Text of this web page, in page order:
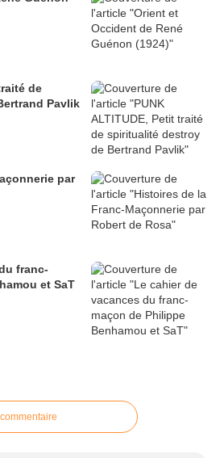
Pavlik
par
franc-
et SaT